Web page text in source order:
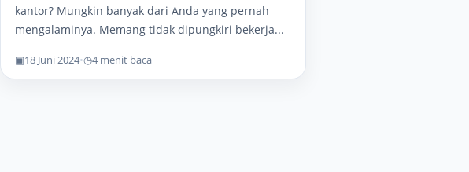
kantor? Mungkin banyak dari Anda yang pernah
mengalaminya. Memang tidak dipungkiri bekerja...
▣18 Juni 2024•◷4 menit baca